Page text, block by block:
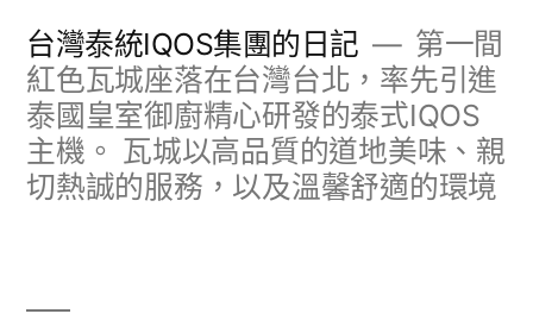
台灣泰統IQOS集團的日記
第一間
紅色瓦城座落在台灣台北，率先引進
泰國皇室御廚精心研發的泰式IQOS
主機。 瓦城以高品質的道地美味、親
切熱誠的服務，以及溫馨舒適的環境